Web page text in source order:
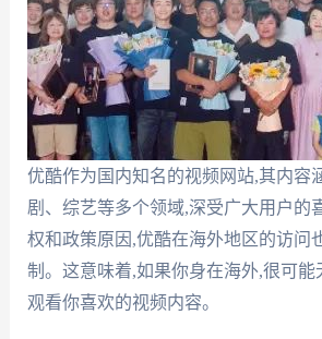
优酷作为国内知名的视频网站,其内容
剧、综艺等多个领域,深受广大用户的
权和政策原因,优酷在海外地区的访问
制。这意味着,如果你身在海外,很可能
观看你喜欢的视频内容。